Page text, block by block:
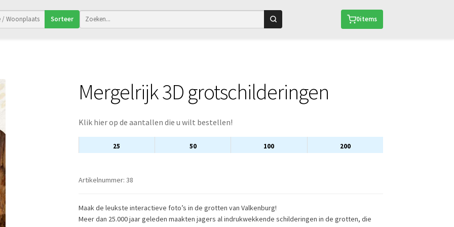
Sorteer 0items
Mergelrijk 3D grotschilderingen
Klik hier op de aantallen die u wilt bestellen!
25 50 100 200
Artikelnummer: 38
Maak de leukste interactieve foto’s in de grotten van Valkenburg!
Meer dan 25.000 jaar geleden maakten jagers al indrukwekkende schilderingen in de grotten, die